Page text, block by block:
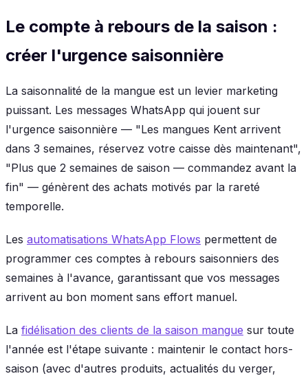
Le compte à rebours de la saison :
créer l'urgence saisonnière
La saisonnalité de la mangue est un levier marketing
puissant. Les messages WhatsApp qui jouent sur
l'urgence saisonnière — "Les mangues Kent arrivent
dans 3 semaines, réservez votre caisse dès maintenant",
"Plus que 2 semaines de saison — commandez avant la
fin" — génèrent des achats motivés par la rareté
temporelle.
Les automatisations WhatsApp Flows permettent de
programmer ces comptes à rebours saisonniers des
semaines à l'avance, garantissant que vos messages
arrivent au bon moment sans effort manuel.
La fidélisation des clients de la saison mangue sur toute
l'année est l'étape suivante : maintenir le contact hors-
saison (avec d'autres produits, actualités du verger,